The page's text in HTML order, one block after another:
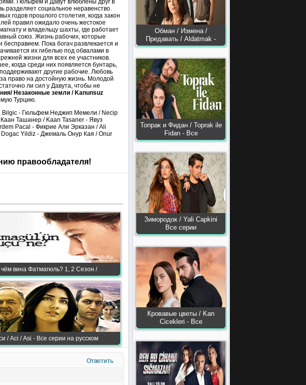
Обман / Измена /
Предавать / Aldatmak -
Топрак и Фидан / Toprak ile
Fidan - Все
Зимородок / Yali Capkini
Все серии
Кровавые цветы / Kan
Сiсekleri - Все
Гюльфем и Давут влюблены друг в
разделяет социальное неравенство.
годов прошлого столетия, когда закон
правил ожидало очень жестокое
и владельцу шахты, где работает
союз. Жизнь рабочих, которые
Пока богач развлекается и
их гибелью под обвалами в
жизни для всех ее участников.
когда среди них появляется бунтарь,
другие рабочие. Любовь
право на достойную жизнь. Молодой
ли сил у Давута, чтобы не
Незаконные земли / Kanunsuz
Турцию.
Bilgic - Гюльфем Неджип Мемели / Necip
Ташанер / Kaan Tasaner - Явуз
Pacal - Фикрие Али Эрказан / Ali
Yildiz - Джемаль Онур Кая / Onur
правообладателя!
чём вина Фатмагюль? 1, 2 Сезон /
/ Асі / Asi - Все серии на русском
Ответить